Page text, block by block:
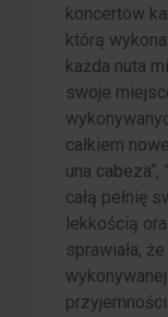
koncertów
którą
każda nuta
swoje
całkiem
una cabeza“,
całą pełnię
lekkością
sprawiała,